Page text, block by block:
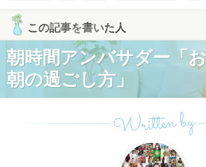
この記事を書いた人
朝時間アンバサダー「
朝の過ごし方」
Written by